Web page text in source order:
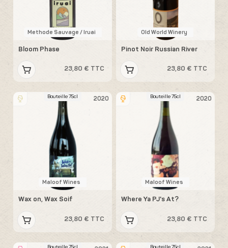
Methode Sauvage / Iruai
Bloom Phase
23,80 € TTC
Old World Winery
Pinot Noir Russian River
23,80 € TTC
2020
Bouteille 75cl
Maloof Wines
Wax on, Wax Soif
23,80 € TTC
2020
Bouteille 75cl
Maloof Wines
Where Ya PJ's At?
23,80 € TTC
Bouteille 75cl Bouteille 75cl